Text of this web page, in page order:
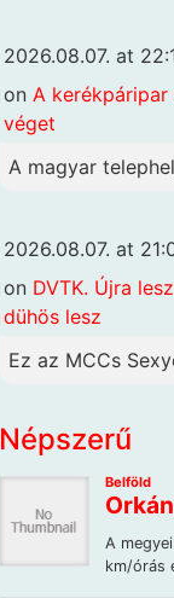
2026.08.07. at
on A
véget
A magyar
2026.08.07. at
on DVTK. Újra
dühös lesz
Ez az MCCs
Népszerű